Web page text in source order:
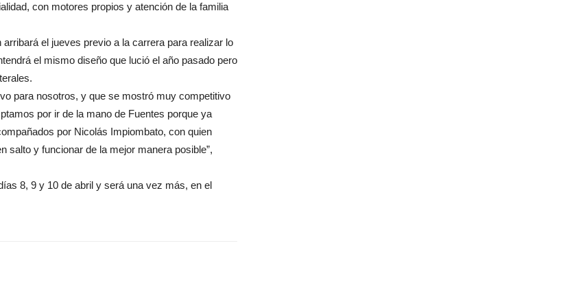
con motores propios y atención de la familia
el jueves previo a la carrera para realizar lo
el mismo diseño que lució el año pasado pero
para nosotros, y que se mostró muy competitivo
por ir de la mano de Fuentes porque ya
por Nicolás Impiombato, con quien
salto y funcionar de la mejor manera posible”,
8, 9 y 10 de abril y será una vez más, en el